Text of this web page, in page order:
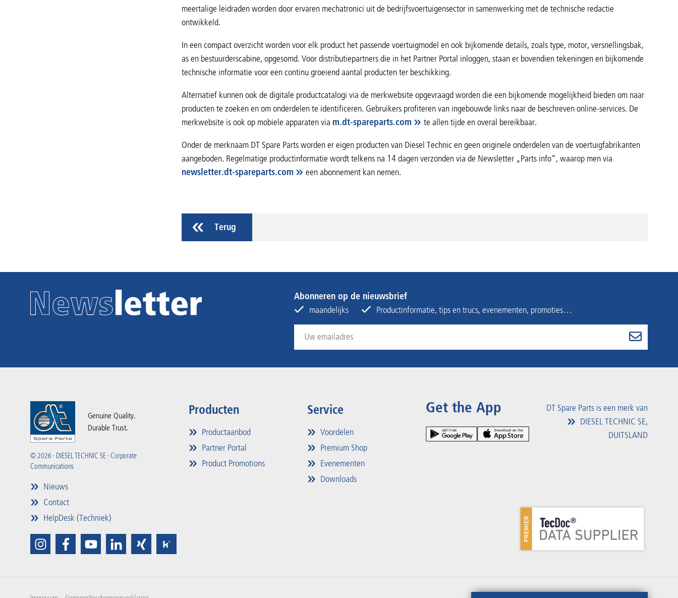
meertalige leidraden worden door ervaren mechatronici uit de bedrijfsvoertuigensector in samenwerking met de technische redactie
ontwikkeld.
In een compact overzicht worden voor elk product het passende voertuigmodel en ook bijkomende details, zoals type, motor, versnellingsbak,
as en bestuurderscabine, opgesomd. Voor distributiepartners die in het Partner Portal inloggen, staan er bovendien tekeningen en bijkomende
technische informatie voor een continu groeiend aantal producten ter beschikking.
Alternatief kunnen ook de digitale productcatalogi via de merkwebsite opgevraagd worden die een bijkomende mogelijkheid bieden om naar
producten te zoeken en om onderdelen te identificeren. Gebruikers profiteren van ingebouwde links naar de beschreven online-services. De
merkwebsite is ook op mobiele apparaten via m.dt-spareparts.com te allen tijde en overal bereikbaar.
Onder de merknaam DT Spare Parts worden er eigen producten van Diesel Technic en geen originele onderdelen van de voertuigfabrikanten
aangeboden. Regelmatige productinformatie wordt telkens na 14 dagen verzonden via de Newsletter „Parts info“, waarop men via
newsletter.dt-spareparts.com
een abonnement kan nemen.
Terug
Abonneren op de nieuwsbrief
maandelijks
Productinformatie, tips en trucs, evenementen, promoties…
Genuine Quality.
Durable Trust.
© 2026 · DIESEL TECHNIC SE · Corporate
Communications
Nieuws
Contact
HelpDesk (Techniek)
Producten
Productaanbod
Partner Portal
Product Promotions
Service
Voordelen
Premium Shop
Evenementen
Downloads
Get the App
DT Spare Parts is een merk van
DIESEL TECHNIC SE,
DUITSLAND